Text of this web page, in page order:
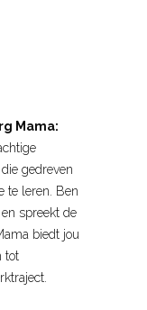
Mama:
gedreven
te leren. Ben
spreekt de
biedt jou
tot